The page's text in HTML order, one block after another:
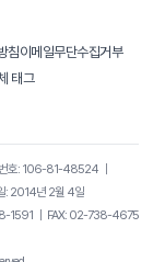
침이메일무단수집거부
태그
호: 106-81-48524｜
: 2014년 2월 4일
1591
FAX: 02-738-4675